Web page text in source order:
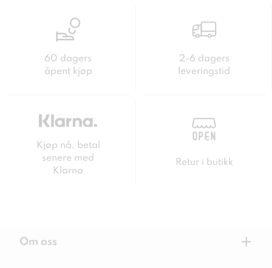
60 dagers
åpent kjøp
2-6 dagers
leveringstid
Kjøp nå, betal
senere med
Klarna
Retur i butikk
Om oss +